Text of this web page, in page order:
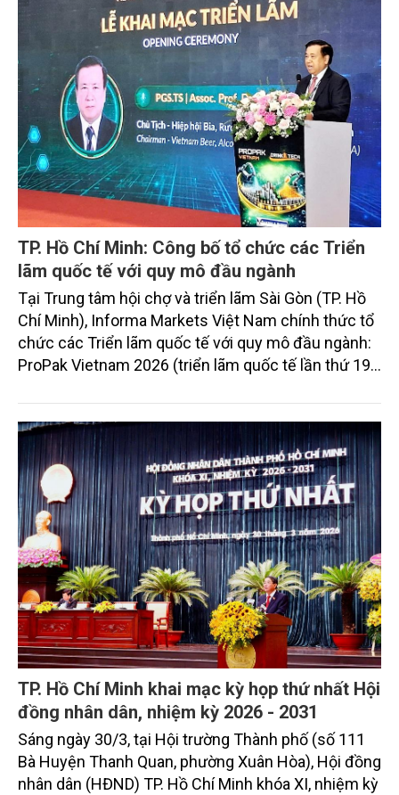
TP. Hồ Chí Minh: Công bố tổ chức các Triển
lãm quốc tế với quy mô đầu ngành
Tại Trung tâm hội chợ và triển lãm Sài Gòn (TP. Hồ
Chí Minh), Informa Markets Việt Nam chính thức tổ
chức các Triển lãm quốc tế với quy mô đầu ngành:
ProPak Vietnam 2026 (triển lãm quốc tế lần thứ 19
DrinkTech Vietnam 2026 (triển lãm quốc tế lần thứ
3 về công nghệ đồ uống tại Việt Nam), Plastics và
Rubber Vietnam 2026 (triển lãm quốc tế lần thứ 13
về công nghệ, nguyên phụ liệu và thiết bị máy móc
ngành nhựa và cao su tại Việt Nam)…
TP. Hồ Chí Minh khai mạc kỳ họp thứ nhất Hội
đồng nhân dân, nhiệm kỳ 2026 - 2031
Sáng ngày 30/3, tại Hội trường Thành phố (số 111
Bà Huyện Thanh Quan, phường Xuân Hòa), Hội đồng
nhân dân (HĐND) TP. Hồ Chí Minh khóa XI, nhiệm kỳ